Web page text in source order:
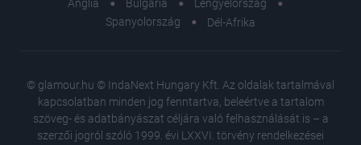
Anglia
Bulgária
Lengyelország
Spanyolország
Dél-Afrika
© glamour.hu © IndaNext Hungary Kft. Az oldalak tartalmával
kapcsolatban minden jog fenntartva, beleértve a tartalom
szöveg- és adatbányászat céljára való felhasználását is – a
szerzői jogról szóló 1999. évi LXXVI. törvény rendelkezései